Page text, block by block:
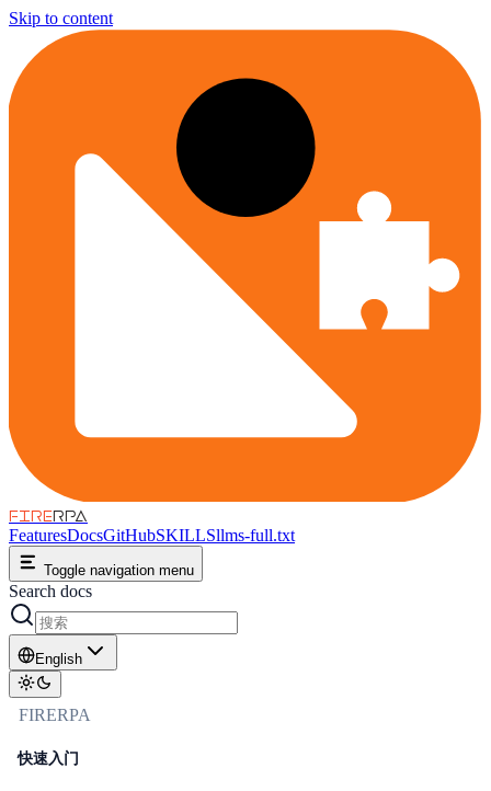
Skip to content
FIRERPA
FeaturesDocsGitHubSKILLSllms-full.txt
Toggle navigation menu
Search docs
English
FIRERPA
快速入门